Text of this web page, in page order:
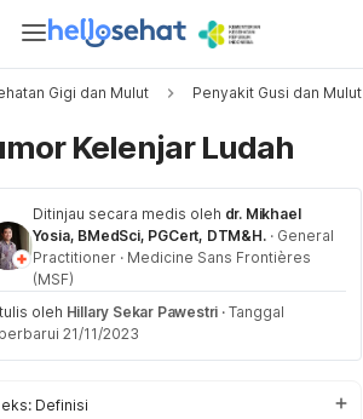
Gigi dan Mulut Penyakit Gusi dan Mulut
Kelenjar Ludah
Ditinjau secara medis oleh dr. Mikhael
Yosia, BMedSci, PGCert, DTM&H. · General
Practitioner · Medicine Sans Frontières
(MSF)
oleh Hillary Sekar Pawestri · Tanggal
21/11/2023
Definisi